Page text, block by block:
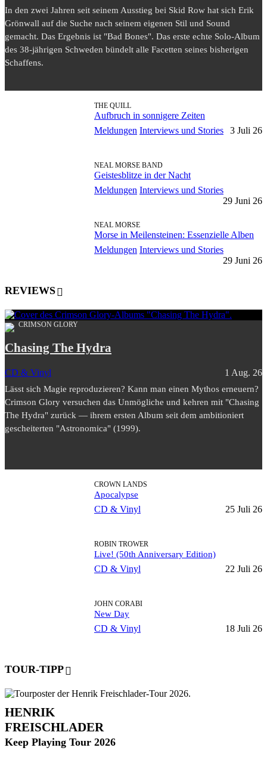
In den zwei Jahren seit seinem Ausstieg bei Skid Row hat sich Erik
Grönwall auf die Suche nach seinem eigenen Stil und Sound
gemacht. Das Ergebnis ist "Bad Bones". Das erste echte Solo-Album
des 38-jährigen Schweden bündelt alle Facetten seines bisherigen
Schaffens.
THE QUILL
Aufbruch in sonnigere Zeiten
Meldungen Interviews und Stories 3 Juli 26
NEAL MORSE BAND
Geistesblitze in der Nacht
Meldungen Interviews und Stories
29 Juni 26
NEAL MORSE
Morse in Meilensteinen: Essenzielle Alben
Meldungen Interviews und Stories
29 Juni 26
REVIEWS
CRIMSON GLORY
Chasing The Hydra
CD & Vinyl 1 Aug. 26
Lässt sich Magie reproduzieren? Kann man einen Mythos erneuern?
Crimson Glory versuchen das Unmögliche und kehren mit "Chasing
The Hydra" zurück — ihrem ersten Album seit dem ambitioniert
gescheiterten "Astronomica" (1999).
CROWN LANDS
Apocalypse
CD & Vinyl 25 Juli 26
ROBIN TROWER
Live! (50th Anniversary Edition)
CD & Vinyl 22 Juli 26
JOHN CORABI
New Day
CD & Vinyl 18 Juli 26
TOUR-TIPP
HENRIK
FREISCHLADER
Keep Playing Tour 2026